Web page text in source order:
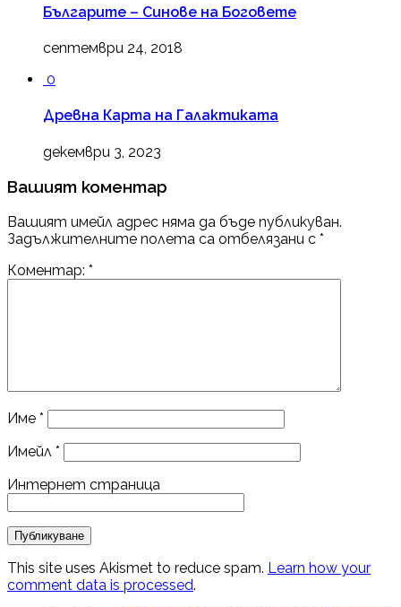
Българите – Синове на Боговете
септември 24, 2018
0
Древна Карта на Галактиката
декември 3, 2023
Вашият коментар
Вашият имейл адрес няма да бъде публикуван.
Задължителните полета са отбелязани с *
Коментар: *
Име *
Имейл *
Интернет страница
This site uses Akismet to reduce spam. Learn how your
comment data is processed.